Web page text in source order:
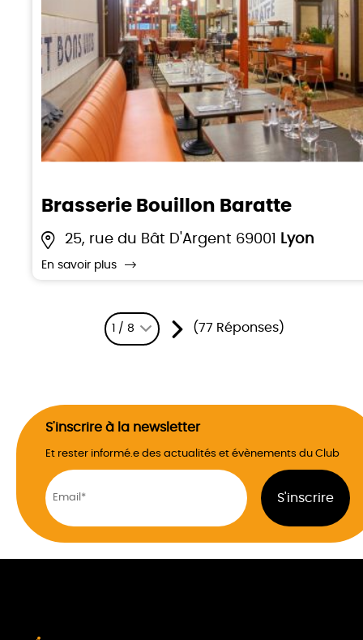
Brasserie Bouillon Baratte
25, rue du Bât D'Argent 69001 Lyon
En savoir plus
1 / 8 (77 Réponses)
S'inscrire à la newsletter
Et rester informé.e des actualités et évènements du Club